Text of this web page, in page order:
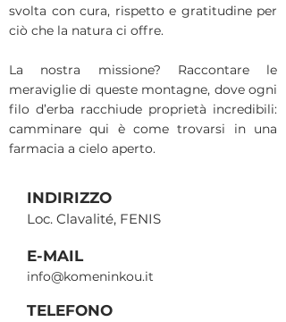
svolta con cura, rispetto e gratitudine per
ciò che la natura ci offre.
La nostra missione? Raccontare le
meraviglie di queste montagne, dove ogni
filo d’erba racchiude proprietà incredibili:
camminare qui è come trovarsi in una
farmacia a cielo aperto.
INDIRIZZO
Loc. Clavalité, FENIS
E-MAIL
info@komeninkou.it
TELEFONO